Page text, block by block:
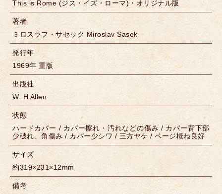
This is Rome (ジス・イズ・ローマ)・オリジナル版
著者
ミロスラフ・サセック Miroslav Sasek
発行年
1969年 重版
出版社
W. H Allen
状態
ハードカバー / カバー擦れ・汚れなどの傷み / カバー背下部
少破れ、角傷み / カバー少シワ / 三方ヤケ / ページ概ね良好
サイズ
約319×231×12mm
備考